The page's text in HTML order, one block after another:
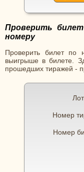
Проверить
номеру
Проверить билет по
выигрыше в билете.
прошедших тиражей -
Номер
Номер